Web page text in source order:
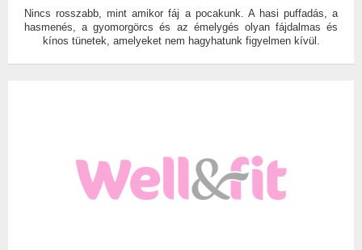
Nincs rosszabb, mint amikor fáj a pocakunk. A hasi puffadás, a
hasmenés, a gyomorgörcs és az émelygés olyan fájdalmas és
kínos tünetek, amelyeket nem hagyhatunk figyelmen kívül.